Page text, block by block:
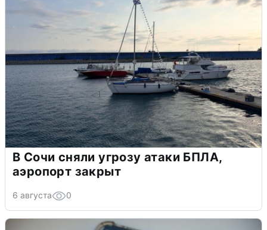
В Сочи сняли угрозу атаки БПЛА,
аэропорт закрыт
6 августа 0